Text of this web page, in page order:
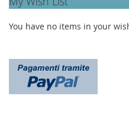
You have no items in your